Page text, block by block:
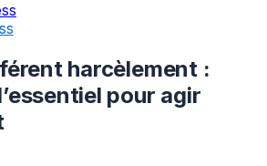
harcèlement :
pour agir